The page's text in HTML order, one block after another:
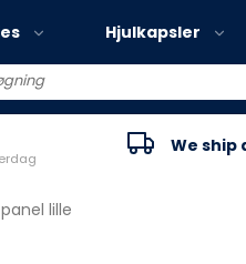
Volvo EX30
Volvo EC40
Hjulkapsler
We ship
lille